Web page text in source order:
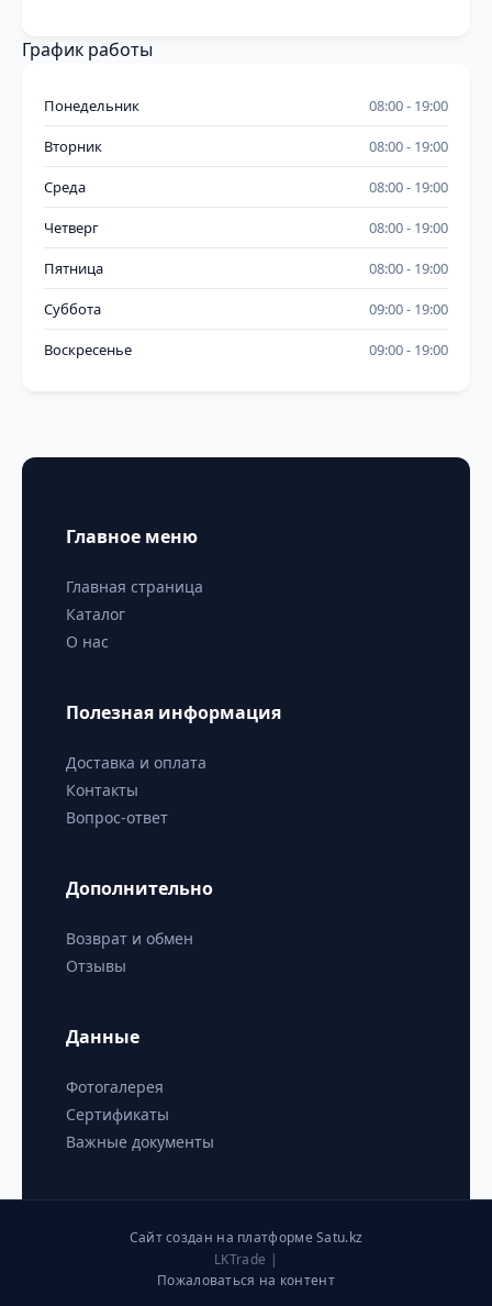
График работы
Понедельник 08:00 19:00
Вторник 08:00 19:00
Среда 08:00 19:00
Четверг 08:00 19:00
Пятница 08:00 19:00
Суббота 09:00 19:00
Воскресенье 09:00 19:00
Главное меню
Главная страница
Каталог
О нас
Полезная информация
Доставка и оплата
Контакты
Вопрос-ответ
Дополнительно
Возврат и обмен
Отзывы
Данные
Фотогалерея
Сертификаты
Важные документы
Сайт создан на платформе Satu.kz
LKTrade |
Пожаловаться на контент